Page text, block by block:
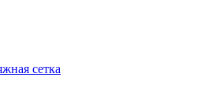
сетка